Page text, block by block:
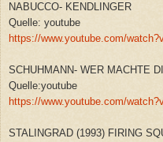
NABUCCO- KENDLINGER
Quelle: youtube
https://www.youtube.com/
SCHUHMANN- WER MACHTE
Quelle:youtube
https://www.youtube.com/
STALINGRAD (1993) FIRING